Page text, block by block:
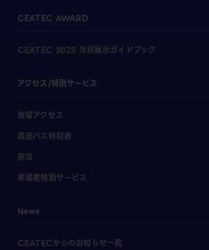
CEATEC AWARD
CEATEC 2025 注目展示ガイドブック
アクセス/特別サービス
会場アクセス
高速バス時刻表
宿泊
来場者特別サービス
News
CEATECからのお知らせ一覧